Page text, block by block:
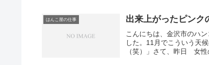
はんこ屋の仕事 出来上がったピン
こんにちは、金沢市のハ
した。11月でこういう天
（笑）」さて、昨日 女性